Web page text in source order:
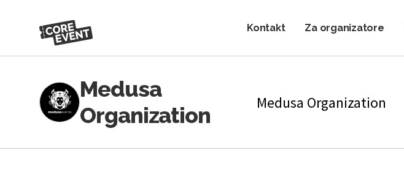
Kontakt Za organizatore
Medusa
Organization
Medusa Organization